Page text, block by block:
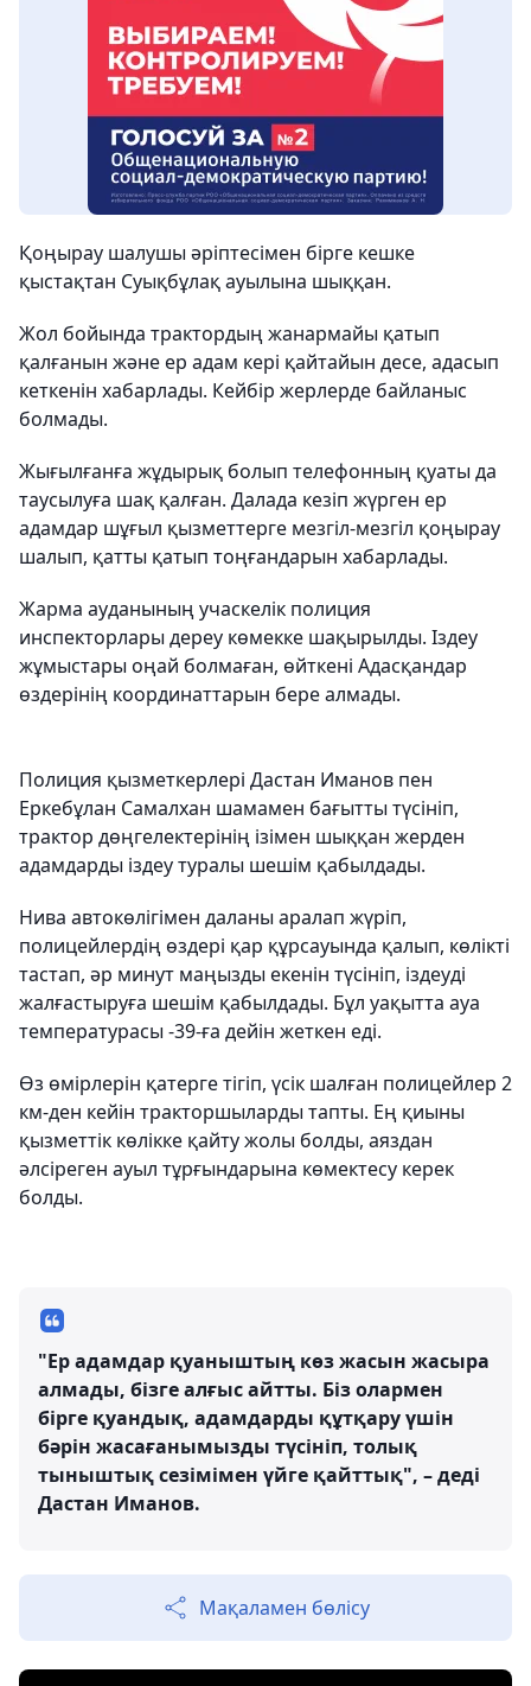
Қоңырау шалушы әріптесімен бірге кешке
қыстақтан Суықбұлақ ауылына шыққан.
Жол бойында трактордың жанармайы қатып
қалғанын және ер адам кері қайтайын десе, адасып
кеткенін хабарлады. Кейбір жерлерде байланыс
болмады.
Жығылғанға жұдырық болып телефонның қуаты да
таусылуға шақ қалған. Далада кезіп жүрген ер
адамдар шұғыл қызметтерге мезгіл-мезгіл қоңырау
шалып, қатты қатып тоңғандарын хабарлады.
Жарма ауданының учаскелік полиция
инспекторлары дереу көмекке шақырылды. Іздеу
жұмыстары оңай болмаған, өйткені Адасқандар
өздерінің координаттарын бере алмады.
Полиция қызметкерлері Дастан Иманов пен
Еркебұлан Самалхан шамамен бағытты түсініп,
трактор дөңгелектерінің ізімен шыққан жерден
адамдарды іздеу туралы шешім қабылдады.
Нива автокөлігімен даланы аралап жүріп,
полицейлердің өздері қар құрсауында қалып, көлікті
тастап, әр минут маңызды екенін түсініп, іздеуді
жалғастыруға шешім қабылдады. Бұл уақытта ауа
температурасы -39-ға дейін жеткен еді.
Өз өмірлерін қатерге тігіп, үсік шалған полицейлер 2
км-ден кейін тракторшыларды тапты. Ең қиыны
қызметтік көлікке қайту жолы болды, аяздан
әлсіреген ауыл тұрғындарына көмектесу керек
болды.
"Ер адамдар қуаныштың көз жасын жасыра
алмады, бізге алғыс айтты. Біз олармен
бірге қуандық, адамдарды құтқару үшін
бәрін жасағанымызды түсініп, толық
тыныштық сезімімен үйге қайттық", – деді
Дастан Иманов.
Мақаламен бөлісу